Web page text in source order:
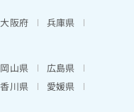
大阪府
兵庫県
岡山県
広島県
香川県
愛媛県